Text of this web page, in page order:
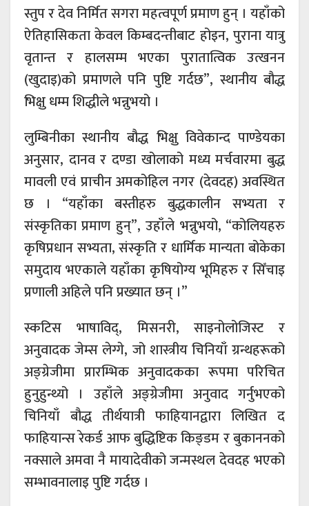
स्तुप र देव निर्मित सगरा महत्वपूर्ण प्रमाण हुन् । यहाँको
ऐतिहासिकता केवल किम्बदन्तीबाट होइन, पुराना यात्रु
वृतान्त र हालसम्म भएका पुरातात्विक उत्खनन
(खुदाइ)को प्रमाणले पनि पुष्टि गर्दछ”, स्थानीय बौद्ध
भिक्षु धम्म शिद्धीले भन्नुभयो ।
लुम्बिनीका स्थानीय बौद्ध भिक्षु विवेकान्द पाण्डेयका
अनुसार, दानव र दण्डा खोलाको मध्य मर्चवारमा बुद्ध
मावली एवं प्राचीन अमकोहिल नगर (देवदह) अवस्थित
छ । “यहाँका बस्तीहरु बुद्धकालीन सभ्यता र
संस्कृतिका प्रमाण हुन्”, उहाँले भन्नुभयो, “कोलियहरु
कृषिप्रधान सभ्यता, संस्कृति र धार्मिक मान्यता बोकेका
समुदाय भएकाले यहाँका कृषियोग्य भूमिहरु र सिँचाइ
प्रणाली अहिले पनि प्रख्यात छन् ।”
स्कटिस भाषाविद्, मिसनरी, साइनोलोजिस्ट र
अनुवादक जेम्स लेग्गे, जो शास्त्रीय चिनियाँ ग्रन्थहरूको
अङ्ग्रेजीमा प्रारम्भिक अनुवादकका रूपमा परिचित
हुनुहुन्थ्यो । उहाँले अङ्ग्रेजीमा अनुवाद गर्नुभएको
चिनियाँ बौद्ध तीर्थयात्री फाहियानद्वारा लिखित द
फाहियान्स रेकर्ड आफ बुद्धिष्टिक किङ्डम र बुकाननको
नक्साले अमवा नै मायादेवीको जन्मस्थल देवदह भएको
सम्भावनालाइ पुष्टि गर्दछ ।